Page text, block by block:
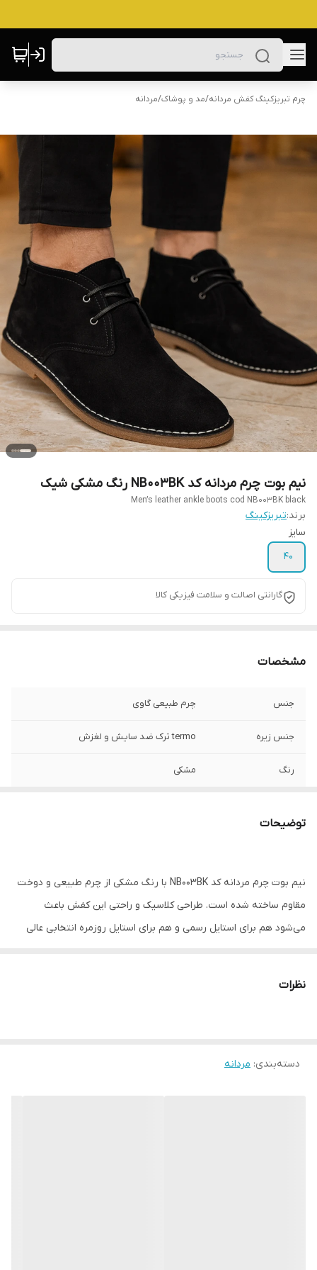
چرم تبریزکینگ کفش مردانه/مد و پوشاک/مردانه
نیم بوت چرم مردانه کد NB003BK رنگ مشکی شیک
Men’s leather ankle boots cod NB003BK black
برند:تبریزکینگ
سایز
40
گارانتی اصالت و سلامت فیزیکی کالا
مشخصات
جنس چرم طبیعی گاوی
جنس زیره termo ترک ضد سایش و لغزش
رنگ مشکی
توضیحات
نیم بوت چرم مردانه کد NB003BK با رنگ مشکی از چرم طبیعی و دوخت
مقاوم ساخته شده است. طراحی کلاسیک و راحتی این کفش باعث
می‌شود هم برای استایل رسمی و هم برای استایل روزمره انتخابی عالی
نظرات
دسته‌بندی: مردانه